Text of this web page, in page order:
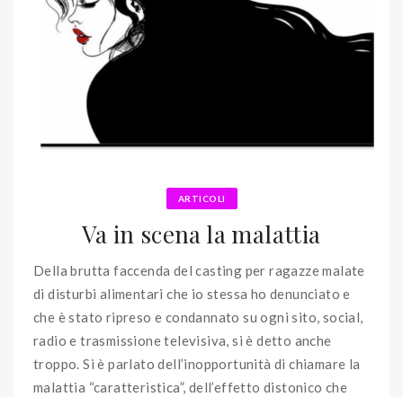
ARTICOLI
Va in scena la malattia
Della brutta faccenda del casting per ragazze malate
di disturbi alimentari che io stessa ho denunciato e
che è stato ripreso e condannato su ogni sito, social,
radio e trasmissione televisiva, si è detto anche
troppo. Si è parlato dell’inopportunità di chiamare la
malattia “caratteristica”, dell’effetto distonico che